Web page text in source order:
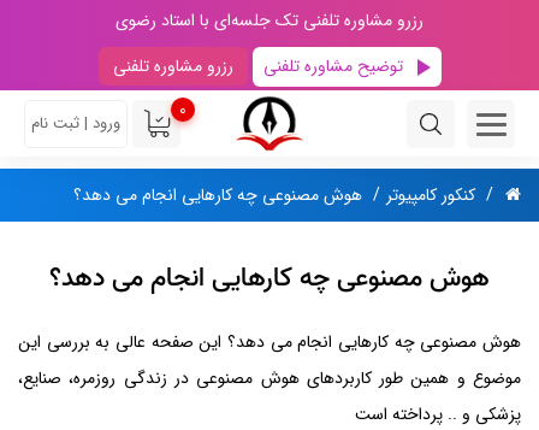
رزرو مشاوره تلفنی تک جلسه‌ای با استاد رضوی
توضیح مشاوره تلفنی
رزرو مشاوره تلفنی
0
ورود | ثبت نام
کنکور کامپیوتر هوش مصنوعی چه کارهایی انجام می دهد؟
هوش مصنوعی چه کارهایی انجام می دهد؟
هوش مصنوعی چه کارهایی انجام می دهد؟ این صفحه عالی به بررسی این
موضوع و همین طور کاربردهای هوش مصنوعی در زندگی روزمره، صنایع،
پزشکی و .. پرداخته است